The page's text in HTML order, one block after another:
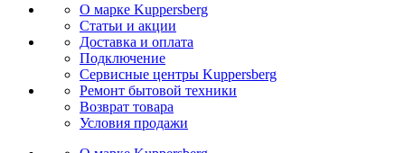
О марке Kuppersberg
Статьи и акции
Доставка и оплата
Подключение
Сервисные центры Kuppersberg
Ремонт бытовой техники
Возврат товара
Условия продажи